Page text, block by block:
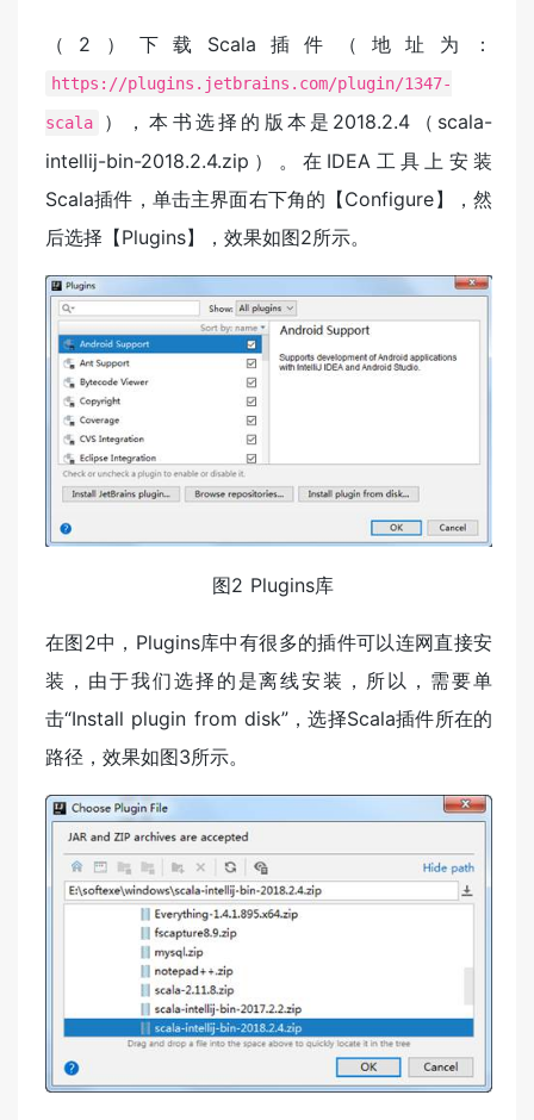
（2）下载Scala插件（地址为：
https://plugins.jetbrains.com/plugin/1347-
scala
），本书选择的版本是2018.2.4（scala-
intellij-bin-2018.2.4.zip）。在IDEA工具上安装
Scala插件，单击主界面右下角的【Configure】，然
后选择【Plugins】，效果如图2所示。
​ 图2 Plugins库
在图2中，Plugins库中有很多的插件可以连网直接安
装，由于我们选择的是离线安装，所以，需要单
击“Install plugin from disk”，选择Scala插件所在的
路径，效果如图3所示。